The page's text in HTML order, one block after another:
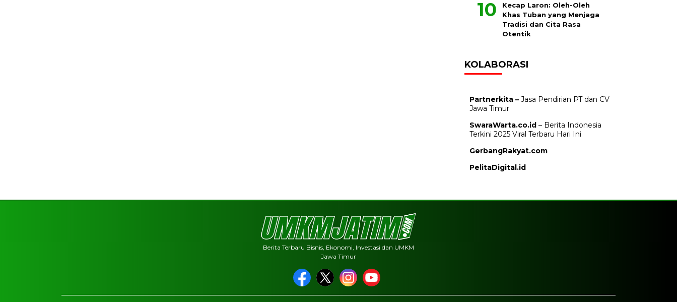
Kecap Laron: Oleh-Oleh
Khas Tuban yang Menjaga
Tradisi dan Cita Rasa
Otentik
KOLABORASI
Partnerkita – Jasa Pendirian PT dan CV
Jawa Timur
SwaraWarta.co.id – Berita Indonesia
Terkini 2025 Viral Terbaru Hari Ini
GerbangRakyat.com
PelitaDigital.id
Berita Terbaru Bisnis, Ekonomi, Investasi dan UMKM
Jawa Timur